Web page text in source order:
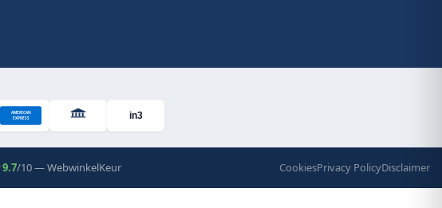
AMERICAN
EXPRESS in3
9.7/10 — WebwinkelKeur CookiesPrivacy PolicyDisclaimer